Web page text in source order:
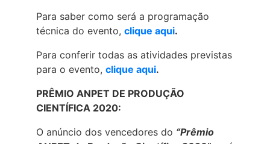
Para saber como será a programação
técnica do evento, clique aqui.
Para conferir todas as atividades previstas
para o evento, clique aqui.
PRÊMIO ANPET DE PRODUÇÃO
CIENTÍFICA 2020:
O anúncio dos vencedores do “Prêmio